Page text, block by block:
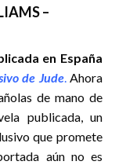
–
en España
de Jude.Ahora
de mano de
publicada, un
que promete
aún no es